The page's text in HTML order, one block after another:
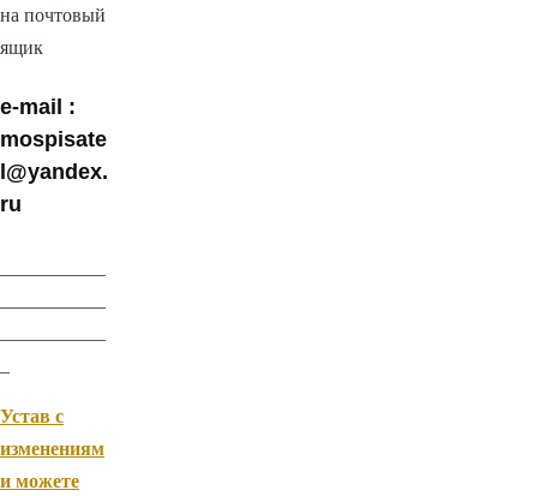
на почтовый
ящик
e-mail :
mospisate
l@yandex.
ru
Устав с
изменениям
и можете